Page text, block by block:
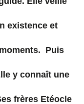
existence et
Puis
y connaît une
frères Etéocle